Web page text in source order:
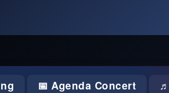
📅 Agenda Concert